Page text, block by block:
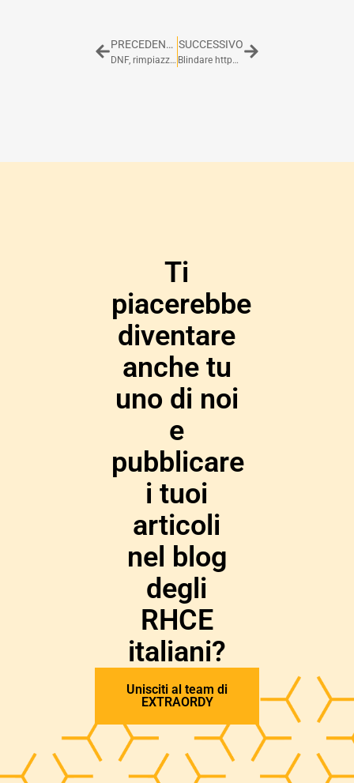
PRECEDENTE
DNF, rimpiazziamo YUM!
SUCCESSIVO
Blindare httpd con mod_security
Ti
piacerebbe
diventare
anche tu
uno di noi
e
pubblicare
i tuoi
articoli
nel blog
degli
RHCE
italiani?
Unisciti al team di
EXTRAORDY